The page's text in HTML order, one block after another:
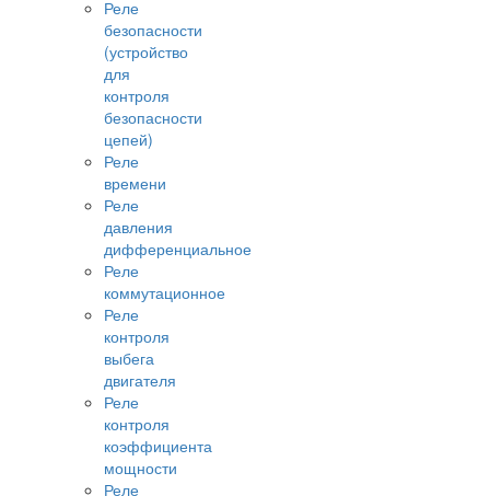
Реле
безопасности
(устройство
для
контроля
безопасности
цепей)
Реле
времени
Реле
давления
дифференциальное
Реле
коммутационное
Реле
контроля
выбега
двигателя
Реле
контроля
коэффициента
мощности
Реле